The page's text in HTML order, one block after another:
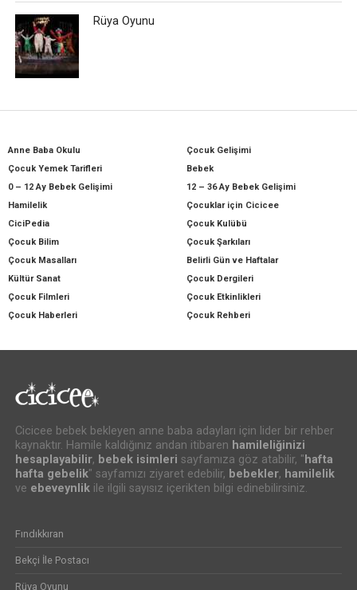
Rüya Oyunu
Anne Baba Okulu
Çocuk Gelişimi
Çocuk Yemek Tarifleri
Bebek
0 – 12 Ay Bebek Gelişimi
12 – 36 Ay Bebek Gelişimi
Hamilelik
Çocuklar için Cicicee
CiciPedia
Çocuk Kulübü
Çocuk Bilim
Çocuk Şarkıları
Çocuk Masalları
Belirli Gün ve Haftalar
Kültür Sanat
Çocuk Dergileri
Çocuk Filmleri
Çocuk Etkinlikleri
Çocuk Haberleri
Çocuk Rehberi
Cicicee bebek bekleyen anne baba adayları için lider bir rehber
kaynaktır. Hamile kaldığınız andan itibaren hamileliğinizi
hesaplayabilir, bebek isimleri sayfamıza göz atabilir, " hafta
hafta gebelik" sayfamızı ziyaret edebilir, bebekler, hamilelik
ve ebeveynlikile ilgili sayısız içerikten bilgi edinebilirsiniz.
Fındıkkıran
Bekçi İle Postacı
Rüya Oyunu